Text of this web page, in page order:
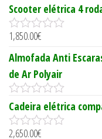
0
o
u
t
f
5
Scooter elétrica 4
0
u
t
o
f
5
1,850.00€
Almofada Anti
de Ar Polyair
0
o
u
t
Cadeira elétrica
0
2,650.00€